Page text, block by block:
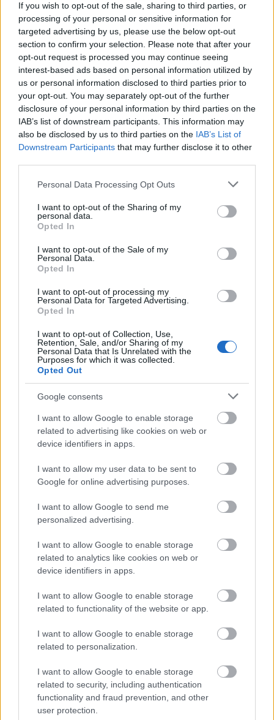
If you wish to opt-out of the sale, sharing to third parties, or
processing of your personal or sensitive information for
targeted advertising by us, please use the below opt-out
section to confirm your selection. Please note that after your
opt-out request is processed you may continue seeing
interest-based ads based on personal information utilized by
us or personal information disclosed to third parties prior to
your opt-out. You may separately opt-out of the further
disclosure of your personal information by third parties on the
IAB’s list of downstream participants. This information may
also be disclosed by us to third parties on the IAB’s List of
Downstream Participants that may further disclose it to other
Please note that this website/app uses one or more Google
not limited to your visit or usage behaviour. You may click to
grant or deny consent to Google and its third-party tags to
use your data for below specified purposes in below Google
consent section.
Personal Data Processing Opt Outs
I want to opt-out of the Sharing of my
personal data.
Opted In
I want to opt-out of the Sale of my
Personal Data.
Opted In
I want to opt-out of processing my
Personal Data for Targeted Advertising.
Opted In
I want to opt-out of Collection, Use,
Retention, Sale, and/or Sharing of my
Personal Data that Is Unrelated with the
Purposes for which it was collected.
Opted Out
Google consents
I want to allow Google to enable storage
related to advertising like cookies on web or
device identifiers in apps.
I want to allow my user data to be sent to
Google for online advertising purposes.
I want to allow Google to send me
personalized advertising.
I want to allow Google to enable storage
related to analytics like cookies on web or
device identifiers in apps.
I want to allow Google to enable storage
related to functionality of the website or app.
I want to allow Google to enable storage
related to personalization.
I want to allow Google to enable storage
related to security, including authentication
functionality and fraud prevention, and other
user protection.
szív megnyerése tehát fontos ahhoz, hogy ezt a
belátást a valódi életbeis átültessük.
https://galiciaviva.wordpress.com/2014/03/03/bo-
dia-a-todo-el-mundo/?postpost=v2#content
A kiterjedtglobalizációés az ebből fakadó
határokon átívelő összefonódások, fenyegetettségek
nem teszik lehetővé, hogy az erőfeszítéseinket
csupánlokális, regionális és nemzeti szintekre
korlátozzuk.AFratelli Tuttiban
emberi méltóságon,közösségen, a javak
univerzális biztosításán,szolidaritáson
részvételenalapuló rend csak többoldalúan
(multilaterálisan)valósítható meg és tartható fenn.
Milyen irányadó segítséget nyújt a pápa?
Milyen konkrét javaslatai vannak a
pápának, ha nem csak emberi
kapcsolathálónkon belül, hanem egy
magasabb szinten is irányt szeretnénk
váltani?
Először is észben kell tartanunk, hogy a katolikus